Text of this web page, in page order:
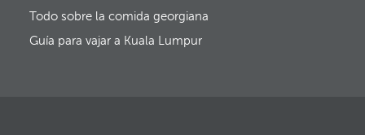
y
e
l
d
Todo sobre la comida georgiana
Guía para vajar a Kuala Lumpur